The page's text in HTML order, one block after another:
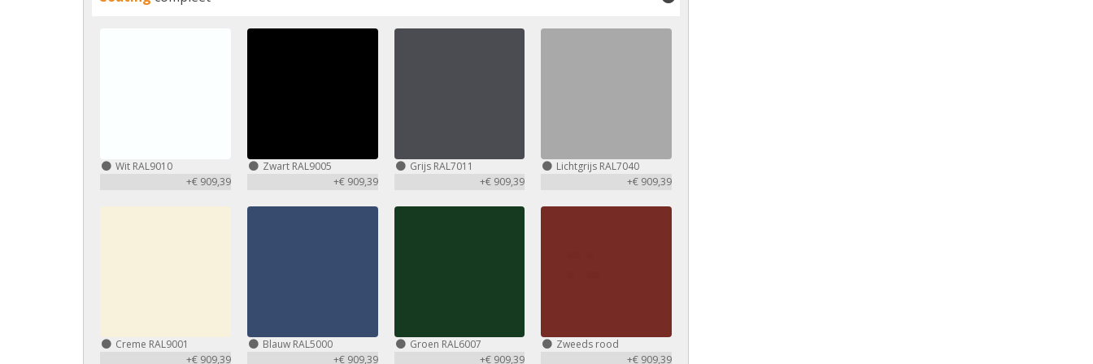
Wit RAL9010
+€ 909,39
Zwart RAL9005
+€ 909,39
Grijs RAL7011
+€ 909,39
Lichtgrijs RAL7040
+€ 909,39
Creme RAL9001
+€ 909,39
Blauw RAL5000
+€ 909,39
Groen RAL6007
+€ 909,39
Zweeds rood
+€ 909,39